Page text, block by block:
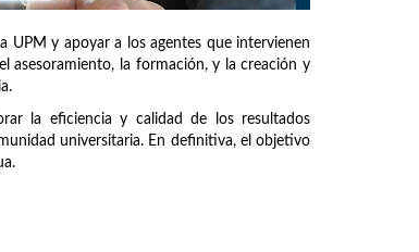
UPM y apoyar a los agentes que intervienen
asesoramiento, la formación, y la creación y
la eficiencia y calidad de los resultados
universitaria. En definitiva, el objetivo